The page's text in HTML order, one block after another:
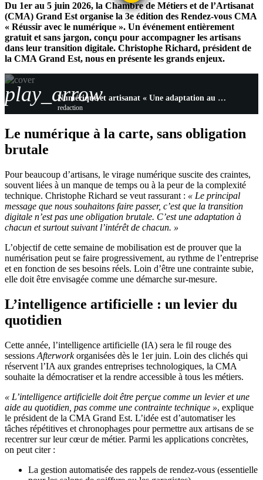
Du 1er au 5 juin 2026, la Chambre de Métiers et de l’Artisanat
(CMA) Grand Est organise la 3e édition des Rendez-vous CMA
« Réussir avec le numérique ». Un événement entièrement
gratuit et sans jargon, conçu pour accompagner les artisans
dans leur transition digitale. Christophe Richard, président de
la CMA Grand Est, nous en présente les grands enjeux.
play_arrow Numérique et artisanat « Une adaptation au rythme de chacun »
redaction
Le numérique à la carte, sans obligation
brutale
Pour beaucoup d’artisans, le virage numérique suscite des craintes,
souvent liées à un manque de temps ou à la peur de la complexité
technique. Christophe Richard se veut rassurant : « Le principal
message que nous souhaitons faire passer, c’est que la transition
digitale n’est pas une obligation brutale. C’est une adaptation à
chacun et surtout suivant l’intérêt de chacun. »
L’objectif de cette semaine de mobilisation est de prouver que la
numérisation peut se faire progressivement, au rythme de l’entreprise
et en fonction de ses besoins réels. Loin d’être une contrainte subie,
elle doit être envisagée comme une démarche sur-mesure.
L’intelligence artificielle : un levier du
quotidien
Cette année, l’intelligence artificielle (IA) sera le fil rouge des
sessions Afterworkorganisées dès le 1er juin. Loin des clichés qui
réservent l’IA aux grandes entreprises technologiques, la CMA
souhaite la démocratiser et la rendre accessible à tous les métiers.
« L’intelligence artificielle doit être perçue comme un levier et une
aide au quotidien, pas comme une contrainte technique », explique
le président de la CMA Grand Est. L’idée est d’automatiser les
tâches répétitives et chronophages pour permettre aux artisans de se
recentrer sur leur cœur de métier. Parmi les applications concrètes,
on peut citer :
La gestion automatisée des rappels de rendez-vous (essentielle